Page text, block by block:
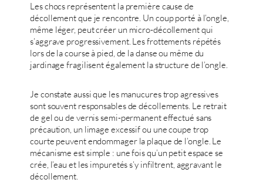
Les chocs représentent la première cause de
décollement que je rencontre. Un coup porté à l’ongle,
même léger, peut créer un micro-décollement qui
s’aggrave progressivement. Les frottements répétés
lors de la course à pied, de la danse ou même du
jardinage fragilisent également la structure de l’ongle.
Je constate aussi que les manucures trop agressives
sont souvent responsables de décollements. Le retrait
de gel ou de vernis semi-permanent effectué sans
précaution, un limage excessif ou une coupe trop
courte peuvent endommager la plaque de l’ongle. Le
mécanisme est simple : une fois qu’un petit espace se
crée, l’eau et les impuretés s’y infiltrent, aggravant le
décollement.